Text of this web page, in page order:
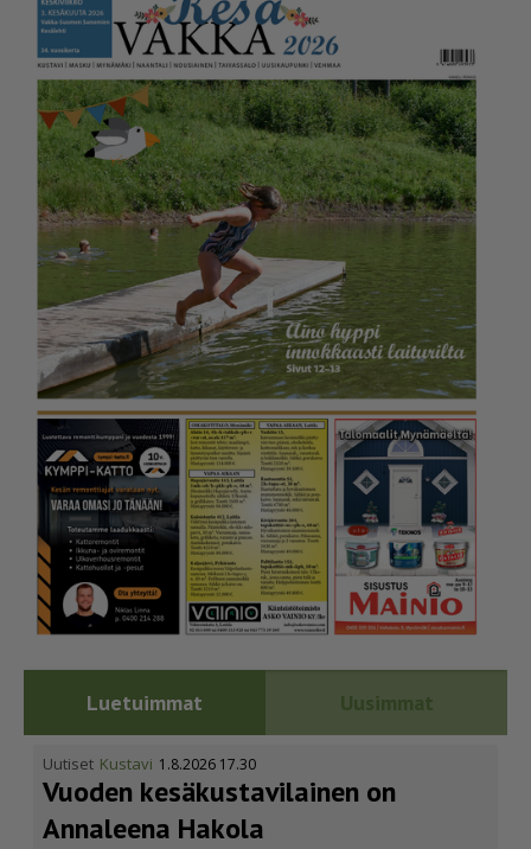
Luetuimmat Uusimmat
Uutiset Kustavi 1.8.2026 17.30
Vuoden kesäkus­ta­vi­lainen on
Annaleena Hakola